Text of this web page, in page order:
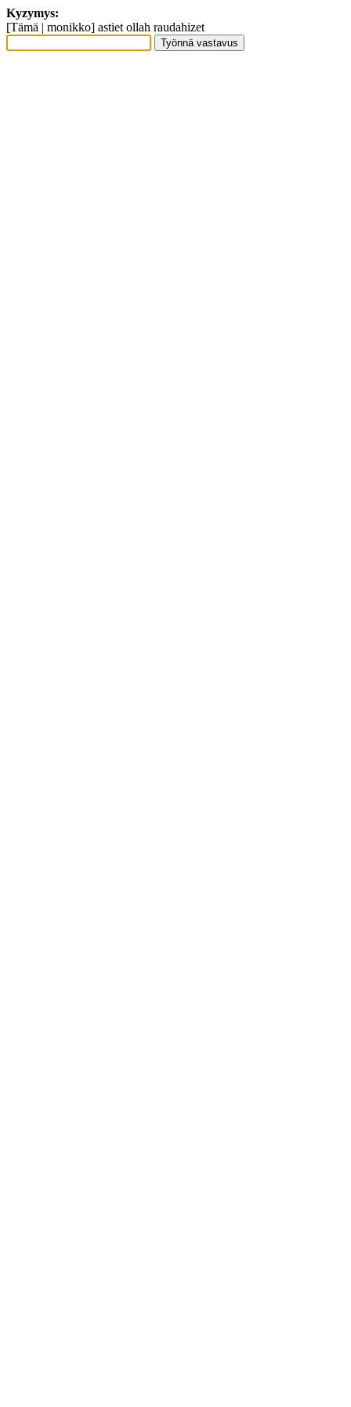
Kyzymys:
[Tämä | monikko] astiet ollah raudahizet